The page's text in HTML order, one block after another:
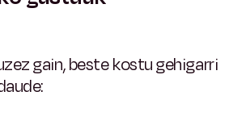
gain, beste kostu gehigarri